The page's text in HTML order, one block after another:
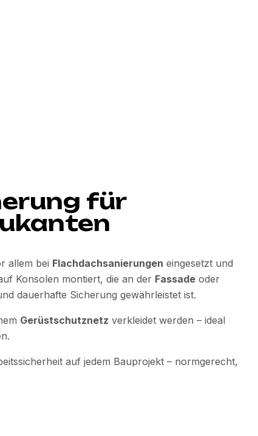
für
allem bei Flachdachsanierungen eingesetzt und
Konsolen montiert, die an der Fassade oder
dauerhafte Sicherung gewährleistet ist.
Gerüstschutznetz verkleidet werden – ideal
auf jedem Bauprojekt – normgerecht,